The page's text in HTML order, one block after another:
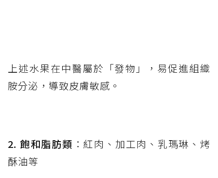
上述水果在中醫屬於「發物」，易促進組織
胺分泌，導致皮膚敏感。
2. 飽和脂肪類 ：紅肉、加工肉、乳瑪琳、烤
酥油等